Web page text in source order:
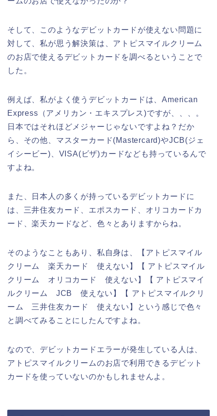
そして、このようなデビットカードが使えない問題に
対して、私が思う解決策は、アトピスマイルクリーム
のお店で使えるデビットカードを調べるということで
した。
例えば、私がよく使うデビットカードは、American
Express（アメリカン・エキスプレス)ですが、、、。
日本ではそれほどメジャーじゃないですよね？だか
ら、その他、マスターカード(Mastercard)やJCB(ジェ
イシービー)、VISA(ビザ)カードなども持っているんで
すよね。
また、日本人の多くが持っているデビットカードに
は、三井住友カード、エポスカード、オリコカードカ
ード、楽天カードなど、色々とありますからね。
そのようなこともあり、私自身は、【アトピスマイル
クリーム 楽天カード 使えない】【 アトピスマイル
クリーム オリコカード 使えない】【 アトピスマイ
ルクリーム JCB 使えない】【 アトピスマイルクリ
ーム 三井住友カード 使えない】という感じで色々
と調べてみることにしたんですよね。
なので、デビットカードエラーが発生している人は、
アトピスマイルクリームのお店で利用できるデビット
カードを使っていないのかもしれませんよ。